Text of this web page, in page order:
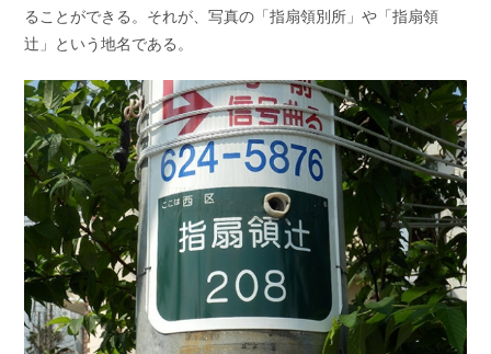
ることができる。それが、写真の「指扇領別所」や「指扇領
辻」という地名である。